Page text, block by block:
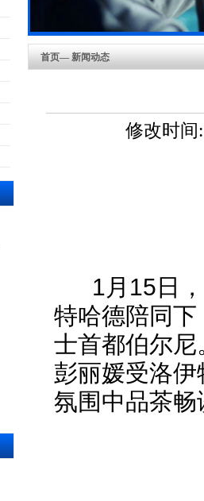
首页— 新闻动态
修改时间
1月15日，
特哈德陪同
士首都伯尔
彭丽媛受洛
氛围中品茶畅